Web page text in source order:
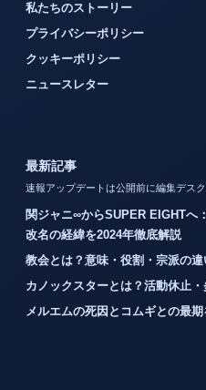
私たちのストーリー
プライバシーポリシー
クッキーポリシー
ニュースレター
最新記事
速報アップデートは公開前に編集デスク
関ジャニ∞からSUPER EIGHTへ
改名の経緯を2024年徹底解説
教会とは？意味・役割・宗派の
カノックスターとは？活動休止
メルエムの死因とコムギとの最